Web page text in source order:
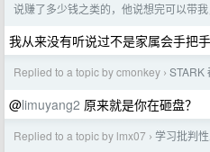
说赚了多少钱之类的，他说想完可以带
我从来没有听说过不是家属会手把手
Replied to a topic by cmonkey › STARK
@limuyang2 原来就是你在砸盘？
Replied to a topic by lmx07 › 学习批判